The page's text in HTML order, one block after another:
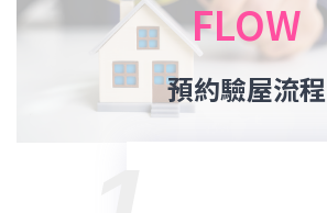
FLOW
預約驗屋流程